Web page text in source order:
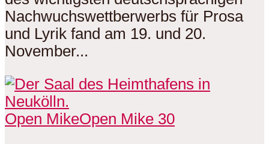
Nachwuchswettberwerbs für Prosa
und Lyrik fand am 19. und 20.
November...
Open MikeOpen Mike 30